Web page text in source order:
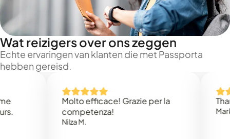
Wat reizigers over ons zeggen
Echte ervaringen van klanten die met Passporta
hebben gereisd.
Molto efficace! Grazie per la
competenza!
Thank
Mark N.